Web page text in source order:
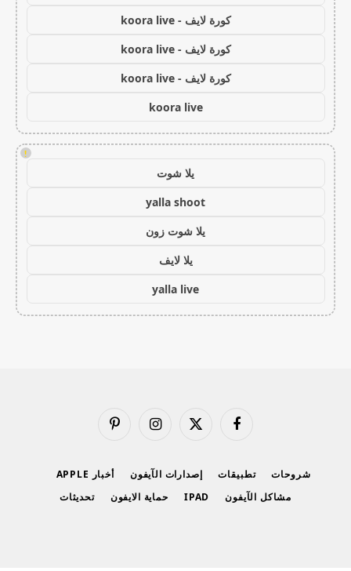
كورة لايف - koora live
كورة لايف - koora live
كورة لايف - koora live
koora live
!
يلا شوت
yalla shoot
يلا شوت زون
يلا لايف
yalla live
فيسبوك
X
الانستغرامبينتيريست
شروحات تطبيقات إصدارات الآيفون
أخبار APPLE
مشاكل الآيفون
IPAD حماية الايفون تحديثات